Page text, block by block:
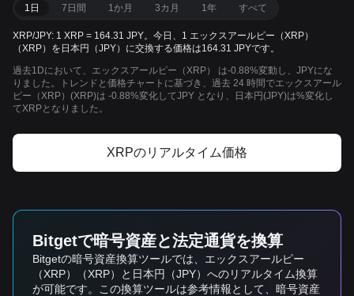
1日 7日間 1か月 3カ月 1年 すべて
XRP/JPY: 1 XRP = 164.31 JPY。今日、1 エックスアールピー（XRP）
（XRP）を日本円（JPY）に交換する価格は164.31 JPYです。
過去1Dにおいて、エックスアールピー（XRP） は-0.88%変動し、JPYにな
りました。トレンドと価格チャートに基づき、過去 24 時間でエックスアール
ピー（XRP）(XRP)は -0.88%変化してJPY となり、日本円(JPY)は%変化し
てXRPとなりました。
XRPのリアルタイム価格
Bitgetで暗号資産と法定通貨を換算
Bitgetの暗号資産換算ツールでは、エックスアールピー
（XRP）（XRP）と日本円（JPY）へのリアルタイム換算
が可能です。この換算ツールは参考情報として、暗号資産